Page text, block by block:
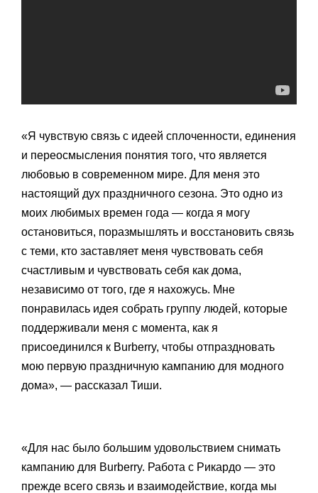
«Я чувствую связь с идеей сплоченности, единения
и переосмысления понятия того, что является
любовью в современном мире. Для меня это
настоящий дух праздничного сезона. Это одно из
моих любимых времен года — когда я могу
остановиться, поразмышлять и восстановить связь
с теми, кто заставляет меня чувствовать себя
счастливым и чувствовать себя как дома,
независимо от того, где я нахожусь. Мне
понравилась идея собрать группу людей, которые
поддерживали меня с момента, как я
присоединился к Burberry, чтобы отпраздновать
мою первую праздничную кампанию для модного
дома», — рассказал Тиши.
«Для нас было большим удовольствием снимать
кампанию для Burberry. Работа с Рикардо — это
прежде всего связь и взаимодействие, когда мы